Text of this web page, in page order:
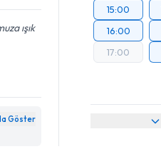
ışık
Göster
15:00
16:00
17:00